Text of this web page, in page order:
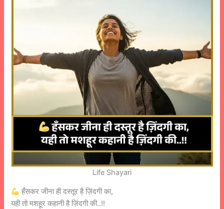
Life Shayari
हँसकर जीना ही दस्तूर है ज़िंदगी का,
यही तो मशहूर कहानी है ज़िंदगी की..!!